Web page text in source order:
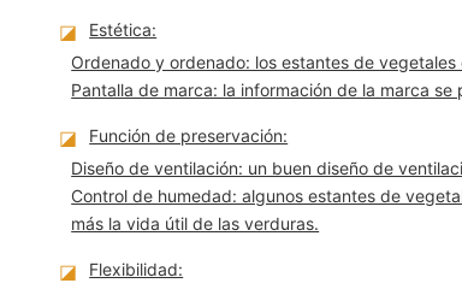
◪
Estética:
Ordenado y ordenado: los estantes de
Pantalla de marca: la información de la marca
◪
Función de preservación:
Diseño de ventilación: un buen diseño de
Control de humedad: algunos estantes de
más la vida útil de las verduras.
◪
Flexibilidad: